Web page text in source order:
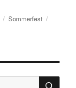
Schlagwörter
Sommerfest